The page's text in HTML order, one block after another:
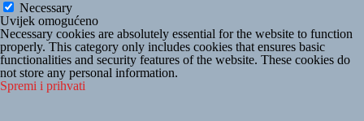
Necessary
Uvijek omogućeno
Necessary cookies are absolutely essential for the website to function
properly. This category only includes cookies that ensures basic
functionalities and security features of the website. These cookies do
not store any personal information.
Spremi i prihvati